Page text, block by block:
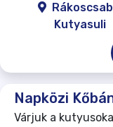
Kutyasuli
Napközi
Várjuk a